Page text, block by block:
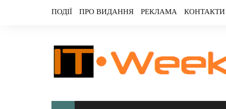
ПОДІЇ ПРО ВИДАННЯ РЕКЛАМА КОНТАКТИ